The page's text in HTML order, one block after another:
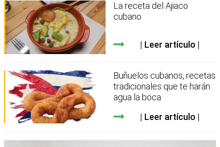
La receta del Ajiaco
cubano
Leer artículo
Buñuelos cubanos, recetas
tradicionales que te harán
agua la boca
Leer artículo